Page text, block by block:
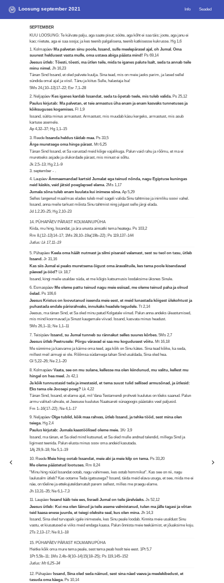
Loosung september 2021 Info Seaded
SEPTEMBER
KUU LOOSUNG: Te külvate palju, aga saate pisut; sööte, aga kõht ei saa täis; joote, aga janu ei
kao; riietute, aga ei saa sooja; ja kes teenib palgalisena, teenib katkisesse kukrusse. Hg 1,6
1. Kolmapäev Ma palvetan sinu poole, Issand, sulle meelepärasel ajal, oh Jumal. Oma
suurest heldusest vasta mulle, oma ustava abiga päästa mind! Ps 69,14
Jeesus ütleb: Tõesti, tõesti, ma ütlen teile, mida te iganes palute Isalt, seda ta annab teile
minu nimel.Jh 16,23
Tänan Sind Issand, et oled palvete kuulja. Sina tead, mis on meie jaoks parim, ja lased sellel
sündida omal ajal ja viisil. Tänu ja kiitus Sulle, halastaja Isa!
5Ms 24,(10–13)17–22; Esr 7,1–28
2. Neljapäev Kes iganes kardab Issandat, seda ta õpetab teele, mis tuleb valida. Ps 25,12
Paulus kirjutab: Ma palvetan, et teie armastus üha enam ja enam kasvaks tunnetuses ja
kõiksuguses kogemises. Fl 1,9
Issand, sütita minus armastust. Armastust, mis muudab käsu kergeks, armastust, mis asub
kartuse asemele.
Ap 4,32–37; Hg 1,1–15
3. Reede Issanda heldus täidab maa. Ps 33,5
Ärge muretsege oma hinge pärast. Mt 6,25
Tänan Sind Issand, et Sa varustad meid kõige vajalikuga. Palun vaid rahu ja rõõmu, et ma ei
muretseks asjade ja olukordade pärast, mis minust ei sõltu.
Jk 2,5–13; Hg 2,1–9
3. september - .
4. LaupäevÄmmaemandad kartsid Jumalat ega teinud nõnda, nagu Egiptuse kuningas
neid käskis, vaid jätsid poeglapsed elama.2Ms 1,17
Jumala sõna tuleb enam kuulata kui inimese sõna.Ap 5,29
Selles langenud maailmas elades tuleb meil sageli valida Sinu tahtmise ja inimliku soovi vahel.
Issand, anna meile tarkust mõista Sinu tahtmist ning julgust selle järgi elada.
Jd 1.2.20–25; Hg 2,10–23
14. PÜHAPÄEV PÄRAST KOLMAINUPÜHA
Kiida, mu hing, Issandat, ja ära unusta ainsatki tema heategu. Ps 103,2
Rm 8,(12–13)14–17; 1Ms 28,10–19a(19b–22); Ps 119,137–144
Jutlus: Lk 17,11–19
5. Pühapäev Keela oma häält nutmast ja silmi pisaraid valamast, sest su teol on tasu, ütleb
Issand.Jr 31,16
Kas siis Jumal ei peaks muretsema õigust oma äravalituile, kes tema poole kisendavad
päevad ja ööd? Lk 18,7
Issand, kingi meile usaldav süda, et me kõigis katsumusis loodaksime üksnes Sinule.
6. Esmaspäev Me oleme pattu teinud nagu meie esiisad, me oleme teinud paha ja olnud
õelad. Ps 106,6
Jeesus Kristus on loovutanud iseenda meie eest, et meid lunastada kõigest ülekohtust ja
puhastada endale pärisrahvaks, innukaks headele tegudele.Tt 2,14
Jeesus, ma tänan Sind, et Sa oled minu patud Kolgatale viinud. Palun anna andeks üleastumised,
mis mind koormavad ja Sinust kaugemale viivad. Issand, kasvata minus headust.
5Ms 26,1–11; Ne 1,1–11
7. TeisipäevIssand, su Jumal tunneb su rännakut selles suures kõrbes.5Ms 2,7
Jeesus ütleb Peetrusele: Põrgu väravad ei saa mu kogudusest võitu. Mt 16,18
Me sünnime ja kasvame ja käime oma teed, aga kõik on Sinu kätes. Sina tead kõike, ka seda,
millest meil aimugi ei ole. Rõõmsa südamega tahan Sind usaldada, Sina oled hea.
Gl 5,22–26; Ne 2,1–20
8. KolmapäevVaata, see on mu sulane, kellesse ma olen kiindunud, mu valitu, kellest mu
hingel on hea meel.Js 42,1
Ja kõik tunnustasid teda ja imestasid, et tema suust tulid sellised armusõnad, ja ütlesid:
Eks tema ole Joosepi poeg?Lk 4,22
Tänan Sind, Issand, et elame ajal, mil Vana Testamendi prohveti kuulutus on tõeks saanud. Palun
armu valitud rahvale, et Jeesuse kuulutus Naatsareti sünagoogis päästaks veel paljusid.
Fm 1–16(17–22); Ne 4,1–17
9. NeljapäevOlge tublid, kõik maa rahvas, ütleb Issand, ja tehke tööd, sest mina olen
teiega. Hg 2,4
Paulus kirjutab: Jumala kaastöölised oleme meie.1Kr 3,9
Issand, ma tänan, et Sa oled mind kutsunud, et Sa oled mulle andnud talendid, millega Sind ja
ligimest teenida. Palun elusta minus soov oma andeid kasutada.
1Aj 29,9–18; Ne 5,1–19
10. Reede Meie hing ootab Issandat, meie abi ja meie kilp on tema. Ps 33,20
Me oleme päästetud lootuses. Rm 8,24
"Minu hing nüüd Issandat ootab, nagu vahimees, kes ootab hommikut". Kas see on nii, nagu
laulusalm ütleb? Kas ootame Teda igatsusega? Issand, täida meid elava usuga, et see, mida me ei
näe, on tõeline ja ettekujuteldamatult parem sellest, milles me praegu elame.
Jh 13,31–35; Ne 6,1–7,3
11. Laupäev Issand käib teie ees, Iisraeli Jumal on teile järelväeks.Js 52,12
Jeesus ütleb: Kui ma olen läinud ja teile aseme valmistanud, tulen ma jälle tagasi ja võtan
teid kaasa enese juurde, et teiegi oleksite seal, kus olen mina.Jh 14,3
Issand, Sina oled turvapaik igale inimesele, kes Sinu peale loodab. Kinnita meie usaldust Sinu
vastu, et kiusatused ei viiks meid endaga kaasa. Palun õnnista meie teekäimist, et jõuaksime koju.
2Ts 2,13–17; Ne 8,1–18
15. PÜHAPÄEV PÄRAST KOLMAINUPÜHA
Heitke kõik oma mure tema peale, sest tema peab hoolt teie eest.1Pt 5,7
1Pt 5,5b–11; 1Ms 2,4b–9(10–14)15(18–25); Ps 119,145–152
Jutlus: Mt 6,25–34
12. Pühapäev Issand, Sina oled seda näinud, sest sina näed vaeva ja meelekibedust, et
tasuda oma käega. Ps 10,14